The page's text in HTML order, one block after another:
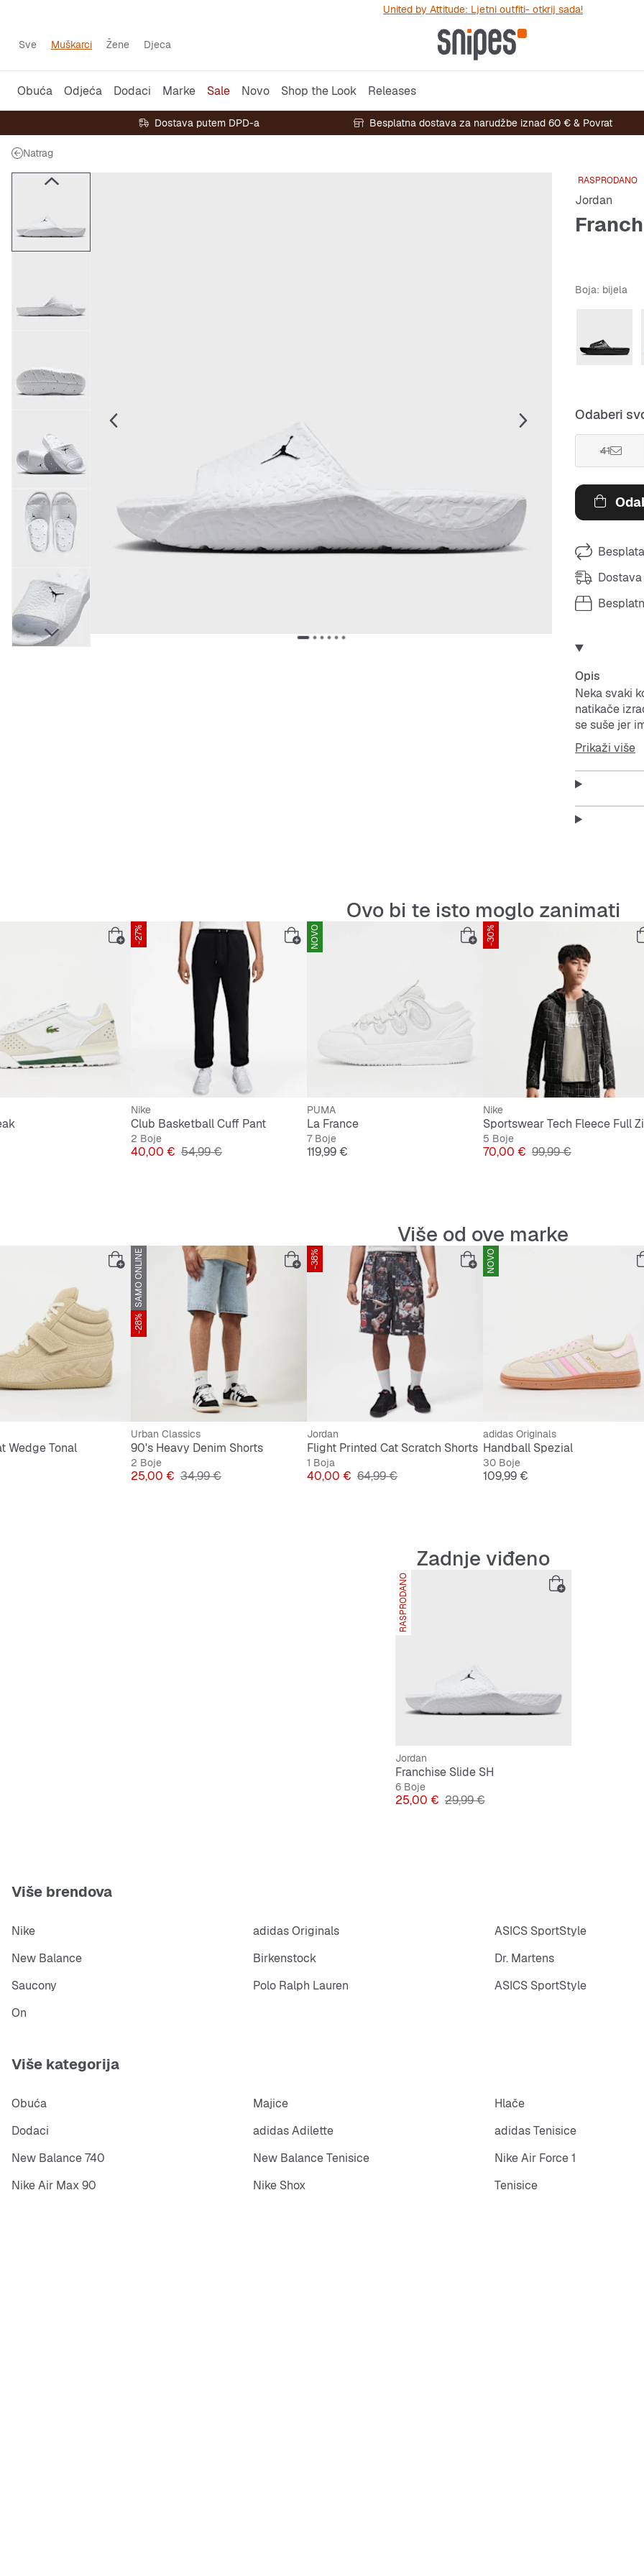
United by Attitude: Ljetni outfiti- otkrij sada!
Sve Muškarci Žene Djeca
Obuća Odjeća Dodaci Marke Sale Novo Shop the Look Releases
Dostava putem DPD-a Besplatna dostava za narudžbe iznad 60 € & Povrat
Natrag
RASPRODANO
Jordan
Boja: bijela
Odaberi
41
Opis
Neka svaki
natikače
se suše jer
uzorak
daje izgled u
Zaobljeno
Gazni sloj s
osigurava
Prikaži više
Ovo bi te isto moglo zanimati
-27%
Nike
Club Basketball Cuff Pant
2 Boje
Cijena
40,00 € Originalna cijena
54,99 €
NOVO
PUMA
La France
7 Boje
Cijena
119,99 €
-30%
Nike
5 Boje
Cijena
70,00 € Originalna cijena
99,99 €
Više od ove marke
Wedge Tonal
SAMO ONLINE
-28%
Urban Classics
90's Heavy Denim Shorts
2 Boje
Cijena
25,00 € Originalna cijena
34,99 €
-38%
Jordan
Flight Printed Cat Scratch Shorts
1 Boja
Cijena
40,00 € Originalna cijena
64,99 €
NOVO
adidas Originals
Handball Spezial
30 Boje
Cijena
109,99 €
Zadnje viđeno
RASPRODANO
Jordan
Franchise Slide SH
6 Boje
Cijena
25,00 € Originalna cijena
29,99 €
Više brendova
Nike adidas Originals ASICS SportStyle
New Balance
Birkenstock Dr. Martens
Saucony
Polo Ralph Lauren ASICS SportStyle
On
Više kategorija
Obuća Majice Hlače
Dodaci
adidas Adilette adidas Tenisice
New Balance 740
New Balance Tenisice Nike Air Force 1
Nike Air Max 90
Nike Shox Tenisice